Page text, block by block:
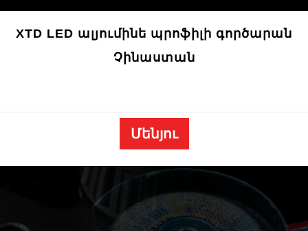
XTD LED ալյումինե պրոֆիլի գործարան
Չինաստան
Մենյու